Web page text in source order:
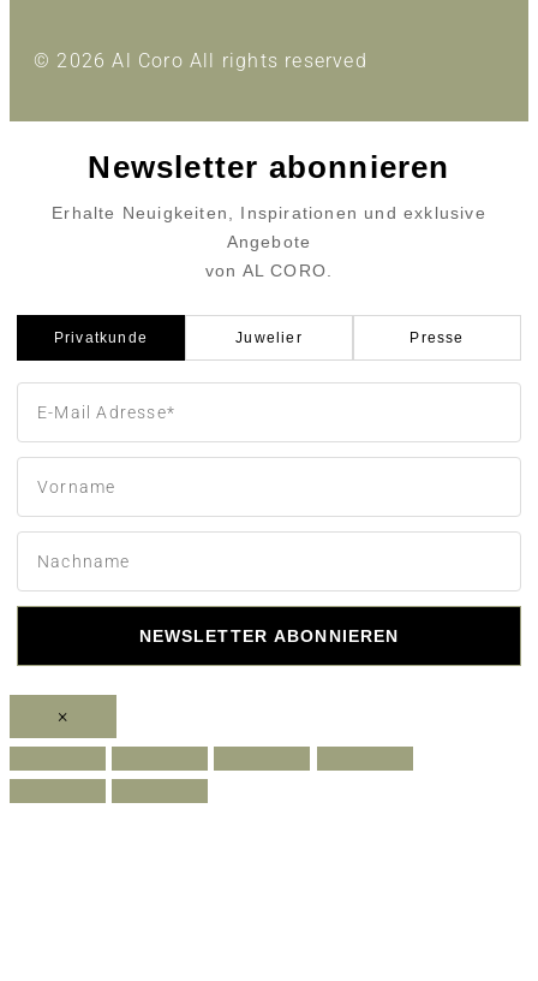
© 2026 Al Coro All rights reserved
Newsletter abonnieren
Erhalte Neuigkeiten, Inspirationen und exklusive
Angebote
von AL CORO.
Privatkunde Juwelier Presse
NEWSLETTER ABONNIEREN
×